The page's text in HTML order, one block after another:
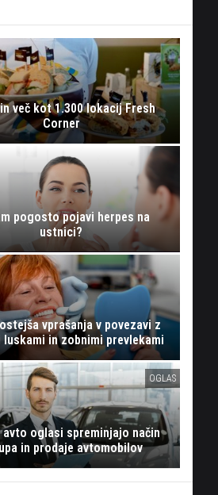
več kot 1.300 lokacij Fresh
Corner
pogosto pojavi herpes na
ustnici?
vprašanja v povezavi z
luskami in zobnimi prevlekami
OGLAS
oglasi spreminjajo način
in prodaje avtomobilov